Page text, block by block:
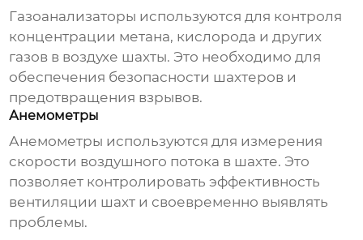
Газоанализаторы используются для контроля
концентрации метана, кислорода и других
газов в воздухе шахты. Это необходимо для
обеспечения безопасности шахтеров и
предотвращения взрывов.
Анемометры
Анемометры используются для измерения
скорости воздушного потока в шахте. Это
позволяет контролировать эффективность
вентиляции шахт и своевременно выявлять
проблемы.